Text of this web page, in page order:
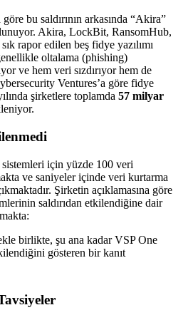
bu saldırının arkasında “Akira”
Akira, LockBit, RansomHub,
rapor edilen beş fidye yazılımı
oltalama (phishing)
ve hem veri sızdırıyor hem de
Ventures’a göre fidye
şirketlere toplamda 57 milyar
için yüzde 100 veri
ve saniyeler içinde veri kurtarma
Şirketin açıklamasına göre
saldırıdan etkilendiğine dair
birlikte, şu ana kadar VSP One
gösteren bir kanıt